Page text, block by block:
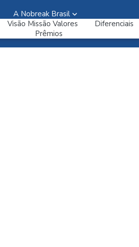
A Nobreak Brasil
Visão Missão Valores
Diferenciais
Prêmios